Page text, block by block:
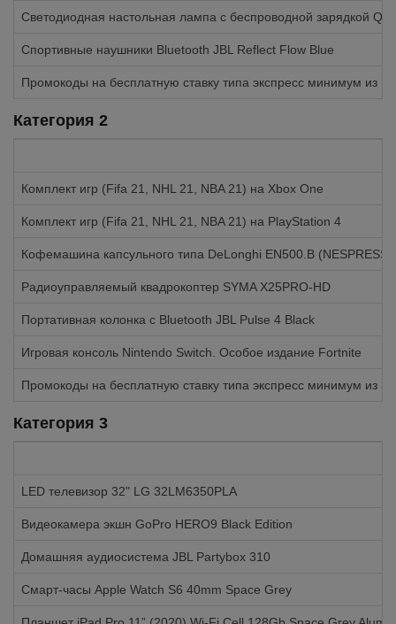
Светодиодная настольная лампа с беспроводной зарядкой QI
Спортивные наушники Bluetooth JBL Reflect Flow Blue
Промокоды на бесплатную ставку типа экспресс минимум из
Категория 2
Комплект игр (Fifa 21, NHL 21, NBA 21) на Xbox One
Комплект игр (Fifa 21, NHL 21, NBA 21) на PlayStation 4
Кофемашина капсульного типа DeLonghi EN500.B
Радиоуправляемый квадрокоптер SYMA X25PRO-HD
Портативная колонка с Bluetooth JBL Pulse 4 Black
Игровая консоль Nintendo Switch. Особое издание Fortnite
Промокоды на бесплатную ставку типа экспресс минимум из
Категория 3
LED телевизор 32" LG 32LM6350PLA
Видеокамера экшн GoPro HERO9 Black Edition
Домашняя аудиосистема JBL Partybox 310
Смарт-часы Apple Watch S6 40mm Space Grey